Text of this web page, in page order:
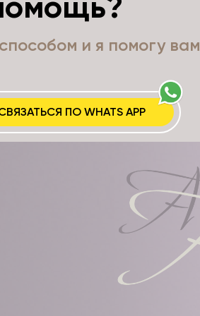
и я помогу вам
ПО WHATS APP